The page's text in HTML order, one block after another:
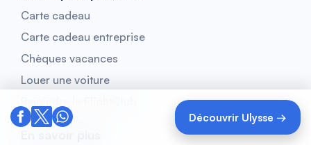
Découvrir Ulysse →
Carte cadeau
Carte cadeau entreprise
Chèques vacances
Louer une voiture